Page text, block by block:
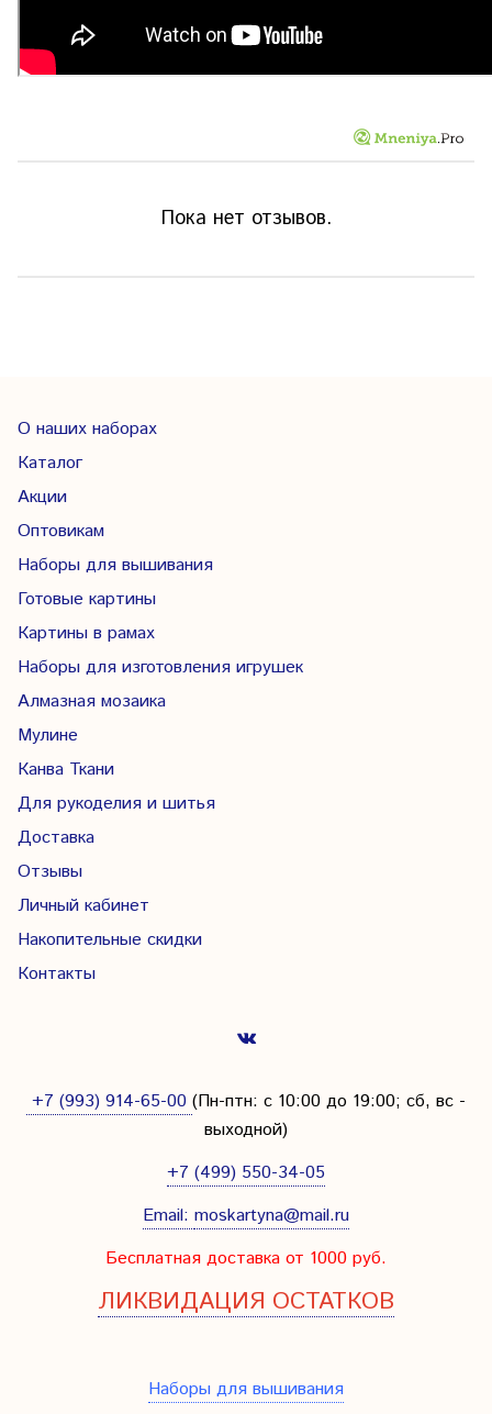
Пока нет отзывов.
О наших наборах
Каталог
Акции
Оптовикам
Наборы для вышивания
Готовые картины
Картины в рамах
Наборы для изготовления игрушек
Алмазная мозаика
Мулине
Канва Ткани
Для рукоделия и шитья
Доставка
Отзывы
Личный кабинет
Накопительные скидки
Контакты
+7 (993) 914-65-00 (Пн-птн: с 10:00 до 19:00; сб, вс -
выходной)
+7 (499) 550-34-05
Email: moskartyna@mail.ru
Бесплатная доставка от 1000 руб.
ЛИКВИДАЦИЯ ОСТАТКОВ
Наборы для вышивания